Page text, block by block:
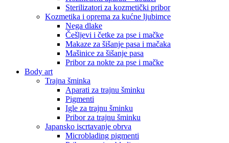
Sterilizatori za kozmetički pribor
Kozmetika i oprema za kućne ljubimce
Nega dlake
Češljevi i četke za pse i mačke
Makaze za šišanje pasa i mačaka
Mašinice za šišanje pasa
Pribor za nokte za pse i mačke
Body art
Trajna šminka
Aparati za trajnu šminku
Pigmenti
Igle za trajnu šminku
Pribor za trajnu šminku
Japansko iscrtavanje obrva
Microblading pigmenti